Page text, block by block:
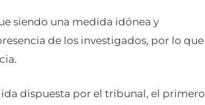
siendo una medida idónea y
de los investigados, por lo que
dispuesta por el tribunal, el primero